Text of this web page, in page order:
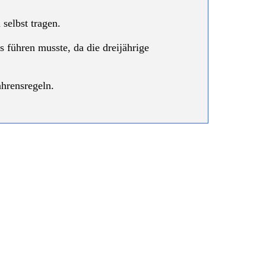
tragen.
führen musste, da die dreijährige